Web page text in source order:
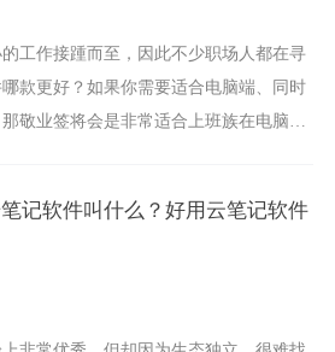
工作接踵而至，因此不少职场人都在寻
款更好？如果你需要适合电脑端、同时
敬业签将会是非常适合上班族在电脑上
记软件叫什么？好用云笔记软件